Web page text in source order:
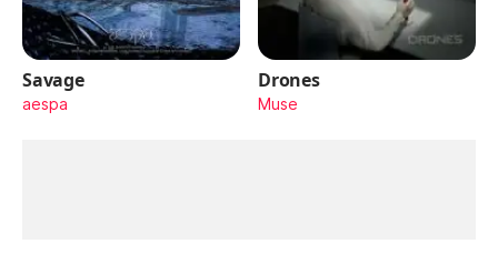
Savage
aespa
Drones
Muse